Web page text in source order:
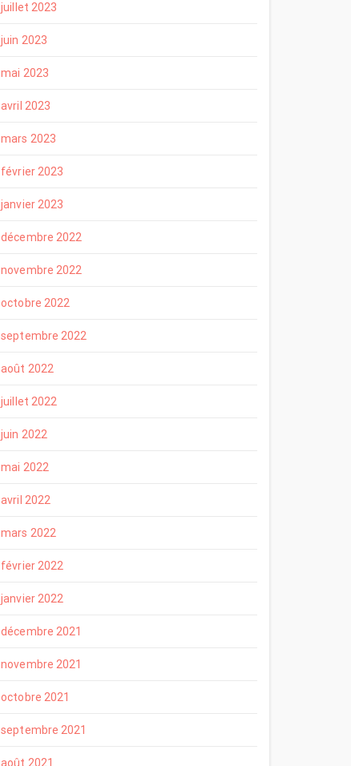
juillet 2023
juin 2023
mai 2023
avril 2023
mars 2023
février 2023
janvier 2023
décembre 2022
novembre 2022
octobre 2022
septembre 2022
août 2022
juillet 2022
juin 2022
mai 2022
avril 2022
mars 2022
février 2022
janvier 2022
décembre 2021
novembre 2021
octobre 2021
septembre 2021
août 2021